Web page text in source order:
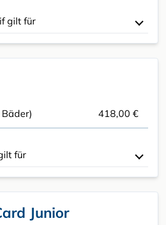
gilt für
418,00 €
für
Junior